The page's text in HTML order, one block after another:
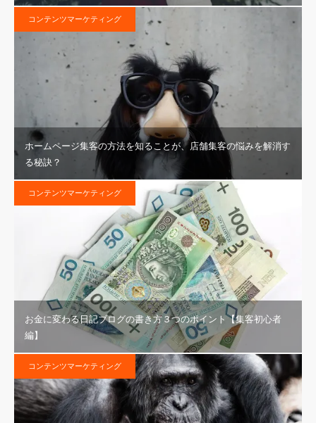
コンテンツマーケティング
ホームページ集客の方法を知ることが、店舗集客の悩みを解消す
る秘訣？
コンテンツマーケティング
お金に変わる日記ブログの書き方３つのポイント【集客初心者
編】
コンテンツマーケティング